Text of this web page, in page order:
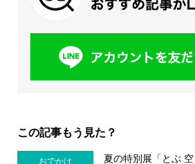
この記事もう見た？
おでかけ 夏の特別展「とぶ